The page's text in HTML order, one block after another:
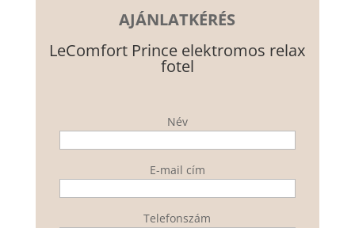
AJÁNLATKÉRÉS
LeComfort Prince elektromos relax
fotel
Név
E-mail cím
Telefonszám